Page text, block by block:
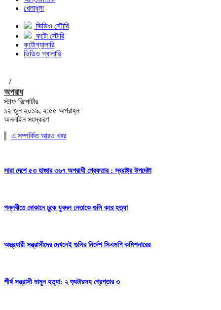
খেলাধুলা
ভিডিও স্টোরি
ফটো স্টোরি
ফটোগ্যালারি
ভিডিও গ্যালারি
/
অপরাধ
স্টাফ রিপোর্টার
১২ জুন ২০১৯, ২:৫৫ অপরাহ্ন
অনলাইন সংস্করণ
এ সম্পর্কিত আরও খবর
সারা দেশে ৫৩ হাজার ৩৬৭ অপরাধী গ্রেফতার : স্বরাষ্ট্র উপদেষ্টা
পল্লবীতে দোকানে ঢুকে যুবদল নেতাকে গুলি করে হত্যা
অস্ত্রধারী সন্ত্রাসীদের দেখলেই গুলির নির্দেশ সিএমপি কমিশনারের
শীর্ষ সন্ত্রাসী মামুন হত্যা: ২ শ্যুটারসহ গ্রেপ্তার ৩